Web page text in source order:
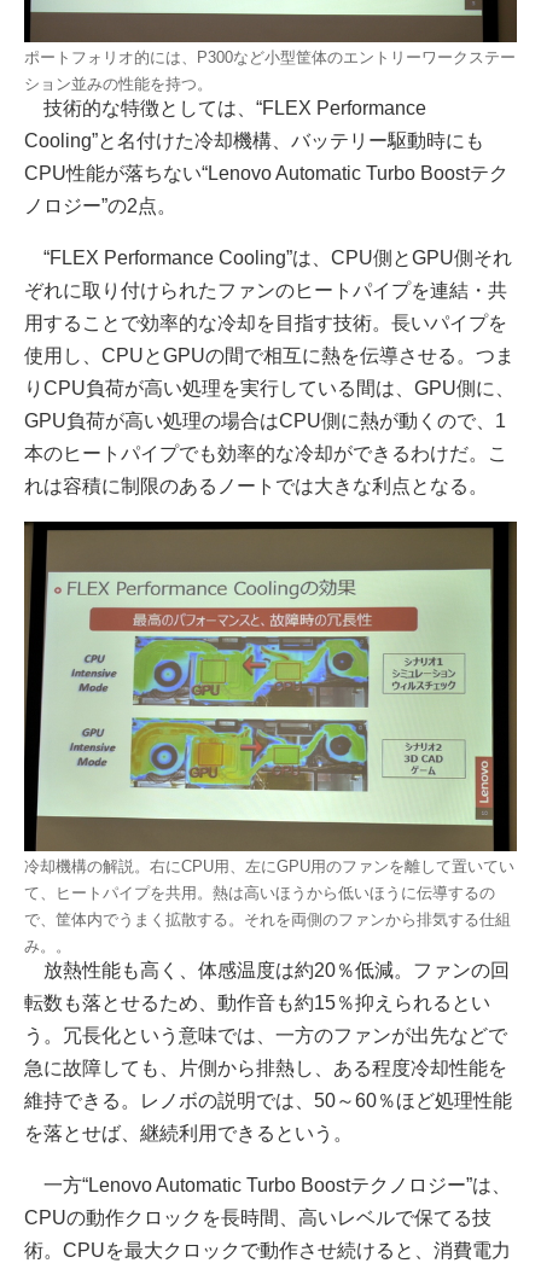
ポートフォリオ的には、P300など小型筐体のエントリーワークステー
ション並みの性能を持つ。
技術的な特徴としては、“FLEX Performance
Cooling”と名付けた冷却機構、バッテリー駆動時にも
CPU性能が落ちない“Lenovo Automatic Turbo Boostテク
ノロジー”の2点。
“FLEX Performance Cooling”は、CPU側とGPU側それ
ぞれに取り付けられたファンのヒートパイプを連結・共
用することで効率的な冷却を目指す技術。長いパイプを
使用し、CPUとGPUの間で相互に熱を伝導させる。つま
りCPU負荷が高い処理を実行している間は、GPU側に、
GPU負荷が高い処理の場合はCPU側に熱が動くので、1
本のヒートパイプでも効率的な冷却ができるわけだ。こ
れは容積に制限のあるノートでは大きな利点となる。
冷却機構の解説。右にCPU用、左にGPU用のファンを離して置いてい
て、ヒートパイプを共用。熱は高いほうから低いほうに伝導するの
で、筐体内でうまく拡散する。それを両側のファンから排気する仕組
み。。
放熱性能も高く、体感温度は約20％低減。ファンの回
転数も落とせるため、動作音も約15％抑えられるとい
う。冗長化という意味では、一方のファンが出先などで
急に故障しても、片側から排熱し、ある程度冷却性能を
維持できる。レノボの説明では、50～60％ほど処理性能
を落とせば、継続利用できるという。
一方“Lenovo Automatic Turbo Boostテクノロジー”は、
CPUの動作クロックを長時間、高いレベルで保てる技
術。CPUを最大クロックで動作させ続けると、消費電力